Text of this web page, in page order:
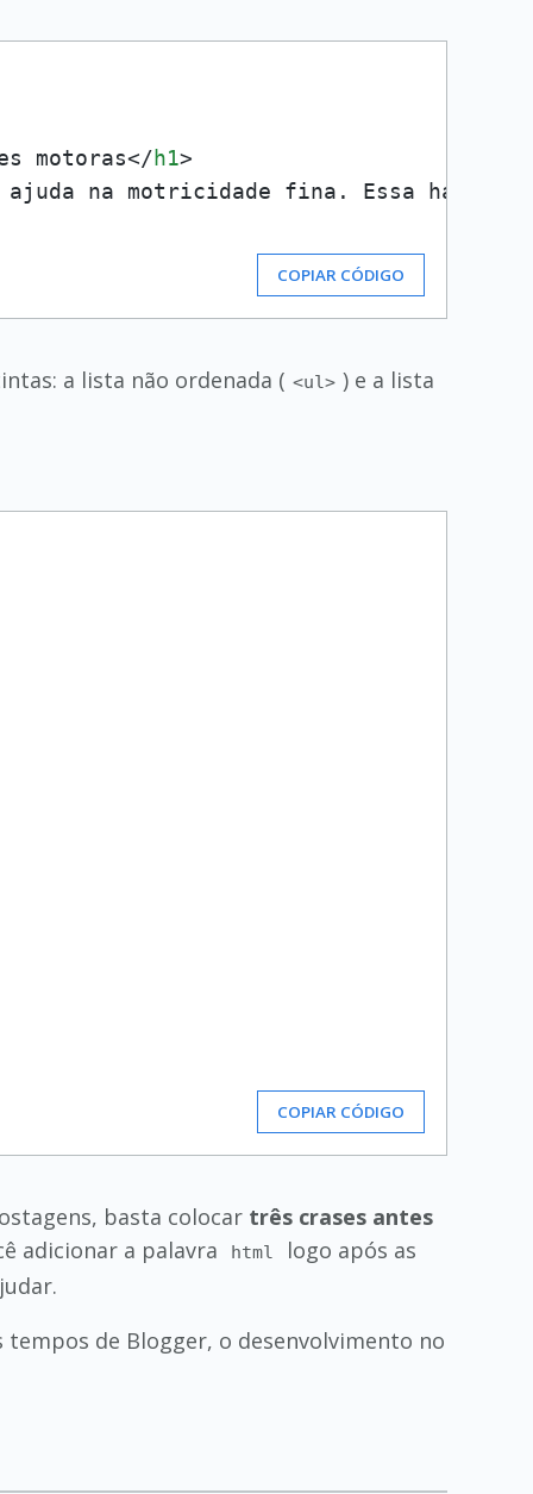
motoras</h1>
na motricidade fina. Essa
COPIAR CÓDIGO
a lista não ordenada ( <ul> ) e a lista
COPIAR CÓDIGO
basta colocar três crases antes
adicionar a palavra html
logo após as
de Blogger, o desenvolvimento no